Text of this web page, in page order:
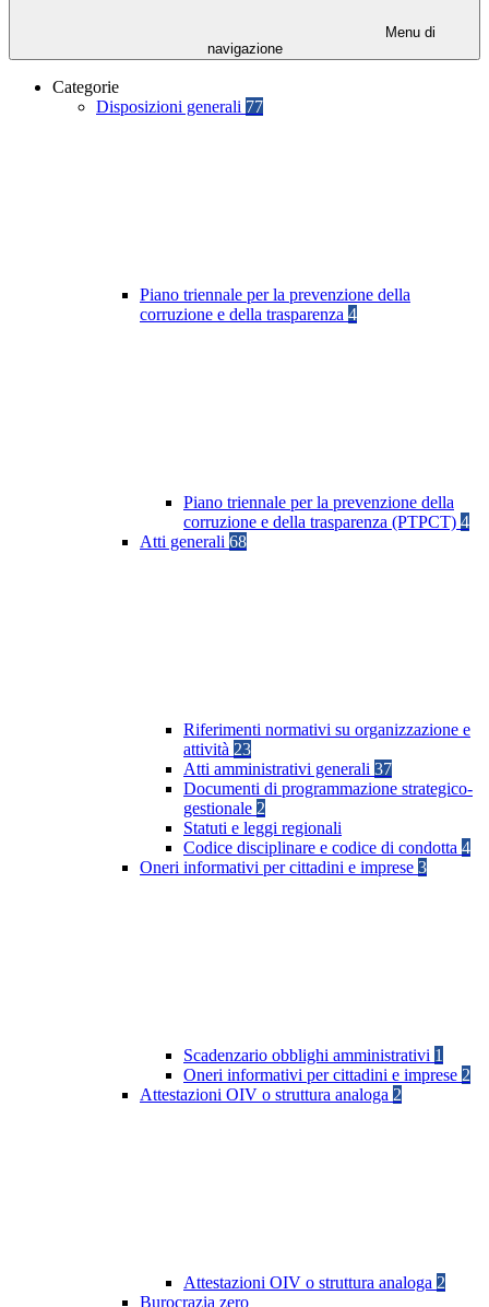
Menu di
navigazione
Categorie
Disposizioni generali 77
Piano triennale per la prevenzione della
corruzione e della trasparenza 4
Piano triennale per la prevenzione della
corruzione e della trasparenza (PTPCT) 4
Atti generali 68
Riferimenti normativi su organizzazione e
attività 23
Atti amministrativi generali 37
Documenti di programmazione strategico-
gestionale 2
Statuti e leggi regionali
Codice disciplinare e codice di condotta 4
Oneri informativi per cittadini e imprese 3
Scadenzario obblighi amministrativi 1
Oneri informativi per cittadini e imprese 2
Attestazioni OIV o struttura analoga 2
Attestazioni OIV o struttura analoga 2
Burocrazia zero